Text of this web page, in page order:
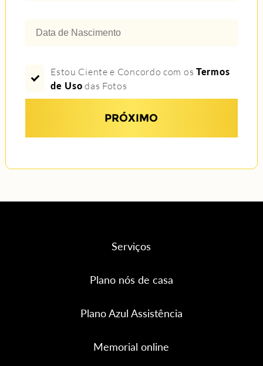
Estou Ciente e Concordo com os Termos
de Uso das Fotos
PRÓXIMO
Serviços
Plano nós de casa
Plano Azul Assistência
Memorial online